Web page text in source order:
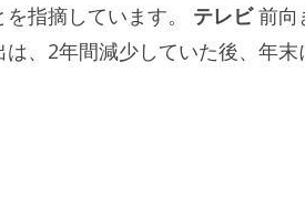
指摘しています。 テレビ前向
、2年間減少していた後、年末